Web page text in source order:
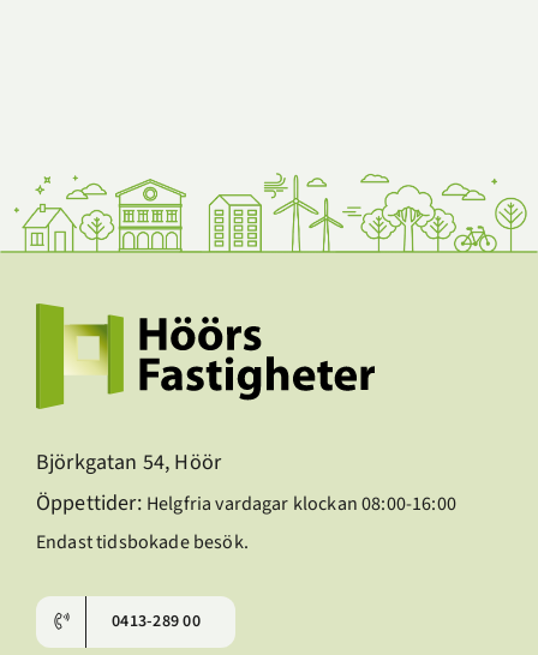
Björkgatan 54, Höör
Öppettider: Helgfria vardagar klockan 08:00-16:00
Endast tidsbokade besök.
0413-289 00